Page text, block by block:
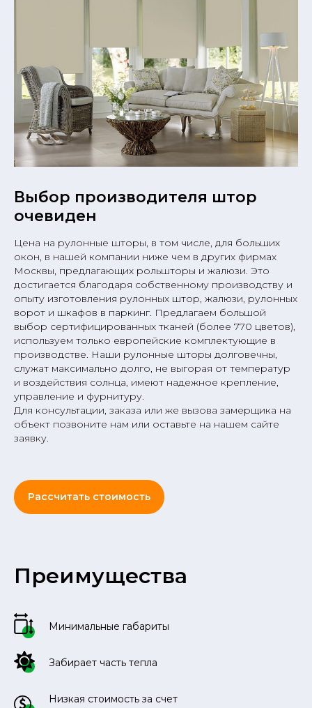
Выбор производителя штор
очевиден
Цена на рулонные шторы, в том числе, для больших
окон, в нашей компании ниже чем в других фирмах
Москвы, предлагающих рольшторы и жалюзи. Это
достигается благодаря собственному производству и
опыту изготовления рулонных штор, жалюзи, рулонных
ворот и шкафов в паркинг. Предлагаем большой
выбор сертифицированных тканей (более 770 цветов),
используем только европейские комплектующие в
производстве. Наши рулонные шторы долговечны,
служат максимально долго, не выгорая от температур
и воздействия солнца, имеют надежное крепление,
управление и фурнитуру.
Для консультации, заказа или же вызова замерщика на
объект позвоните нам или оставьте на нашем сайте
заявку.
Рассчитать стоимость
Преимущества
Минимальные габариты
Забирает часть тепла
Низкая стоимость за счет